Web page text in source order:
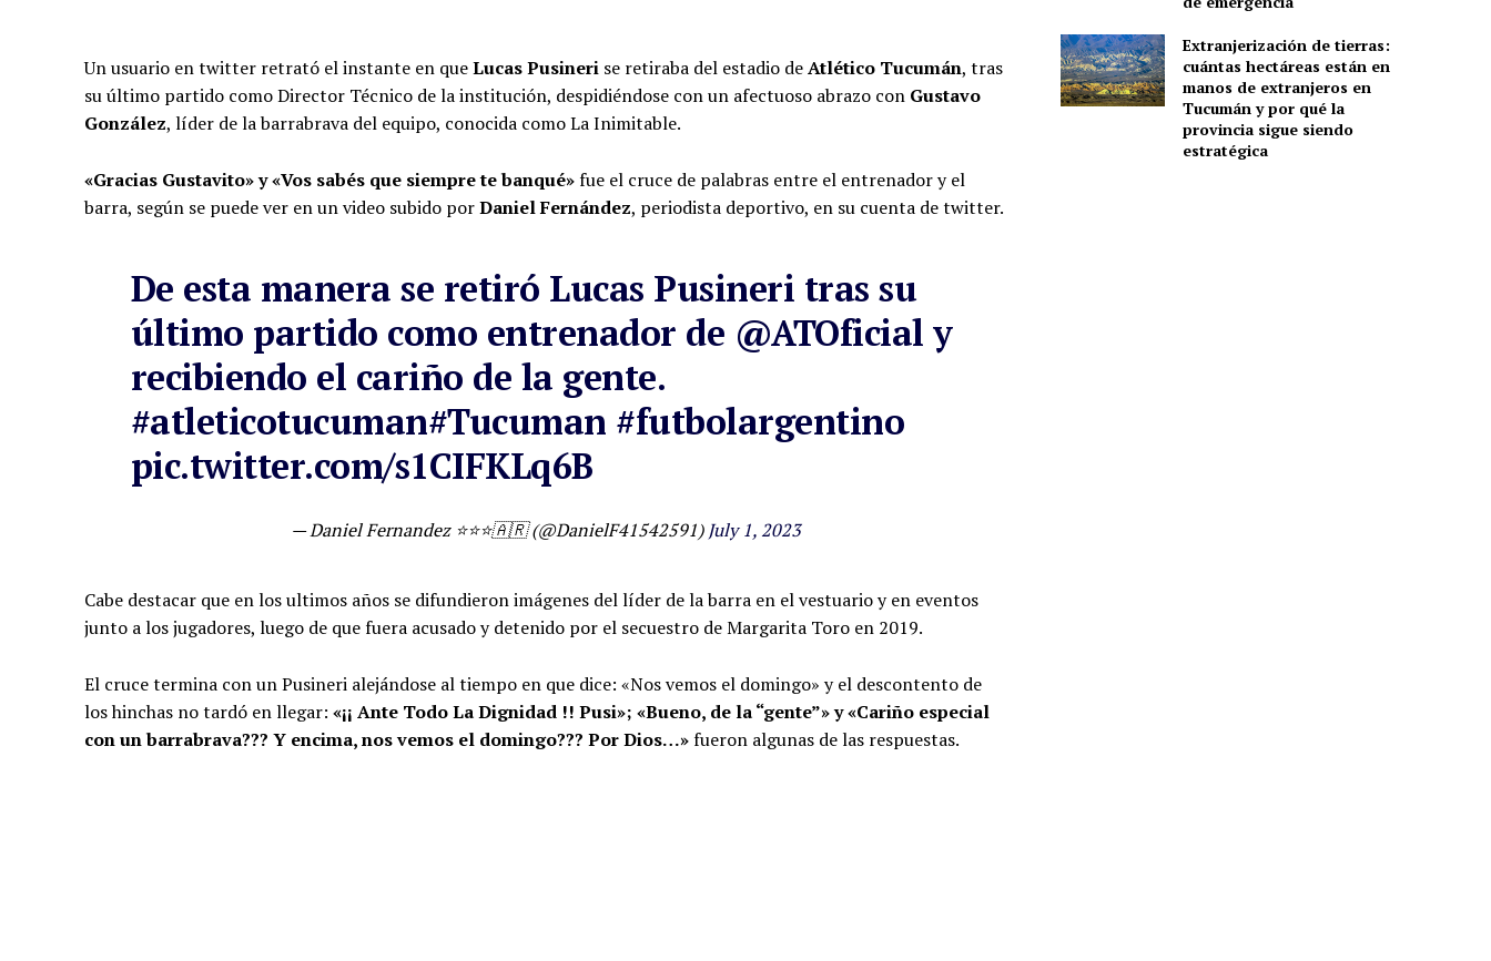
Un usuario en twitter retrató el instante en queLucas Pusineri se retiraba del estadio deAtlético Tucumán, tras
su último partido como Director Técnico de la institución, despidiéndose con un afectuoso abrazo con Gustavo
González, líder de la barrabrava del equipo, conocida como La Inimitable.
«Gracias Gustavito» y «Vos sabés que siempre te banqué»fue el cruce de palabras entre el entrenador y el
barra, según se puede ver en un video subido porDaniel Fernández, periodista deportivo, en su cuenta de twitter.
De esta manera se retiró Lucas Pusineri tras su
último partido como entrenador de @ATOficial y
recibiendo el cariño de la gente.
#atleticotucuman#Tucuman #futbolargentino
pic.twitter.com/s1CIFKLq6B
— Daniel Fernandez ⭐️⭐️⭐️🇦🇷 (@DanielF41542591) July 1, 2023
Cabe destacar que en los ultimos años se difundieron imágenes del líder de la barra en el vestuario y en eventos
junto a los jugadores, luego de que fuera acusado y detenido por el secuestro de Margarita Toro en 2019.
El cruce termina con un Pusineri alejándose al tiempo en que dice: «Nos vemos el domingo» y el descontento de
los hinchas no tardó en llegar: «¡¡ Ante Todo La Dignidad !! Pusi»; «Bueno, de la “gente”» y «Cariño especial
con un barrabrava??? Y encima, nos vemos el domingo??? Por Dios…»fueron algunas de las respuestas.
Extranjerización de tierras:
cuántas hectáreas están en
manos de extranjeros en
Tucumán y por qué la
provincia sigue siendo
estratégica